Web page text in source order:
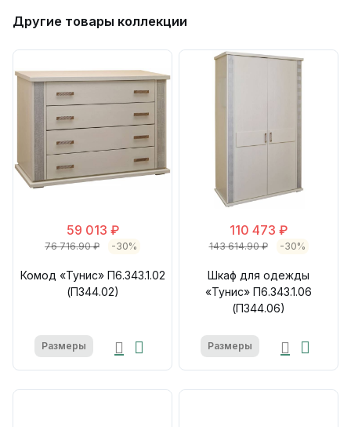
Другие товары коллекции
59 013 ₽
76 716.90 ₽ -30%
Комод «Тунис» П6.343.1.02
(П344.02)
Размеры
110 473 ₽
143 614.90 ₽ -30%
Шкаф для одежды
«Тунис» П6.343.1.06
(П344.06)
Размеры